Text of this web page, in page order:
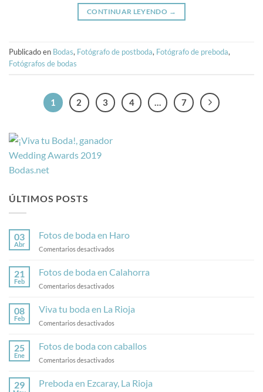
CONTINUAR LEYENDO →
Publicado en Bodas, Fotógrafo de postboda, Fotógrafo de preboda,
Fotógrafos de bodas
1 2 3 4 7
ÚLTIMOS POSTS
03
Abr
Fotos de boda en Haro
Comentarios desactivados
de
boda
en
21
Feb
Fotos de boda en Calahorra
Comentarios desactivados
de
boda
en
08
Feb
Viva tu boda en La Rioja
Comentarios desactivados
boda
en
Rioja
25
Ene
Fotos de boda con caballos
Comentarios desactivados
boda
29 Preboda en Ezcaray, La Rioja